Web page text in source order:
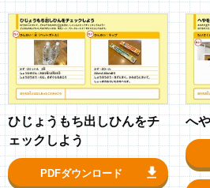
ひじょうもち出しひんをチ
ェックしよう
PDFダウンロード
へ